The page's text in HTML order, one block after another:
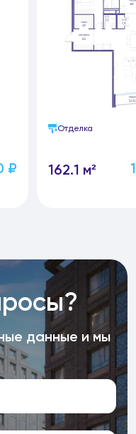
₽
Отделка
162.1 м²
данные и мы